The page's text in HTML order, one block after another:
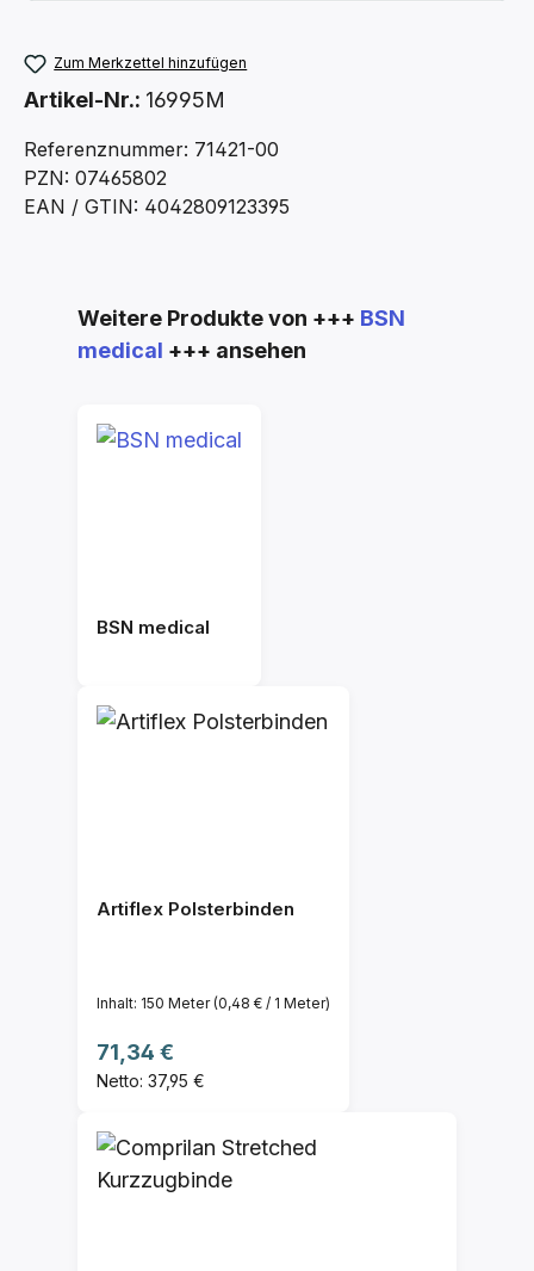
Zum Merkzettel hinzufügen
Artikel-Nr.: 16995M
Referenznummer: 71421-00
PZN: 07465802
EAN / GTIN: 4042809123395
Produktgalerie überspringen
Weitere Produkte von +++ BSN
medical +++ ansehen
BSN medical
Artiflex Polsterbinden
Inhalt: 150 Meter(0,48 € / 1 Meter)
Regulärer Preis:
71,34 €
Netto: 37,95 €